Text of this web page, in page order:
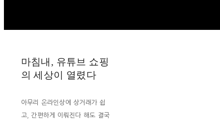
마침내, 유튜브 쇼핑
의 세상이 열렸다
아무리 온라인상에 상거래가 쉽
고, 간편하게 이뤄진다 해도 결국